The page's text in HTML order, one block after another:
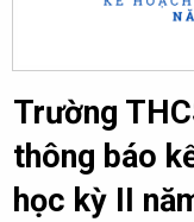
Trường
thông báo
học kỳ II